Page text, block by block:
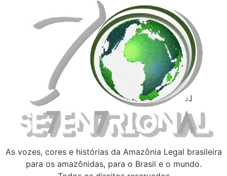
As vozes, cores e histórias da Amazônia Legal brasileira
para os amazônidas, para o Brasil e o mundo.